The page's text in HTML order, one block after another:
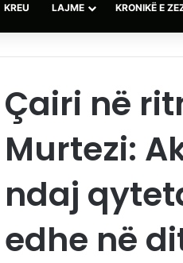
KREU LAJME KRONIKË E
Çairi në
Murtezi:
ndaj
edhe në